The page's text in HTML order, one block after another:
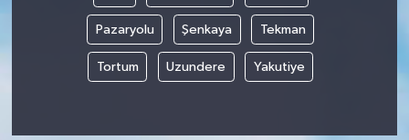
Pazaryolu Şenkaya Tekman
Tortum Uzundere Yakutiye